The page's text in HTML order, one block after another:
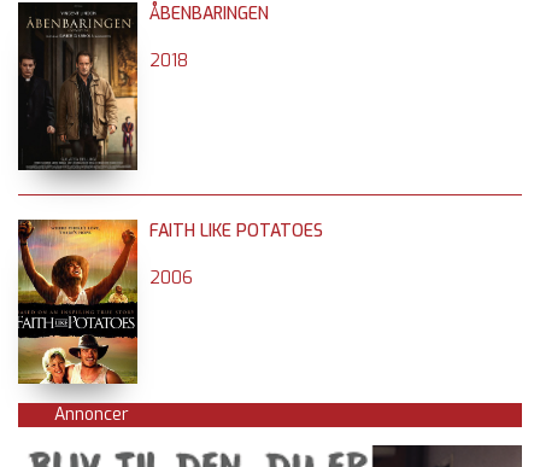
ÅBENBARINGEN
2018
FAITH LIKE POTATOES
2006
Annoncer